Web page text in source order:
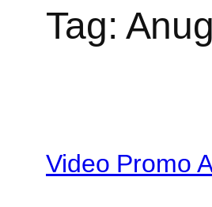
Tag:
Video Promo